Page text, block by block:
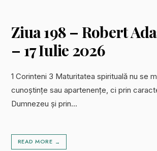
Ziua 198 – Robert
– 17 Iulie 2026
1 Corinteni 3 Maturitatea spirituală nu se
cunoștințe sau apartenențe, ci prin
Dumnezeu și prin...
READ MORE →